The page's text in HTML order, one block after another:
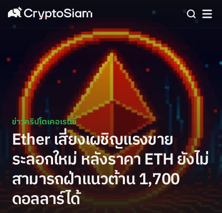
ข่าวคริปโตเคอเรนซี่
Ether เสี่ยงเผชิญแรงขาย
ระลอกใหม่ หลังราคา ETH ยังไม่
สามารถฝ่าแนวต้าน 1,700
ดอลลาร์ได้